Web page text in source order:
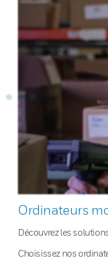
Ordinateurs
Découvrez les
Choisissez nos